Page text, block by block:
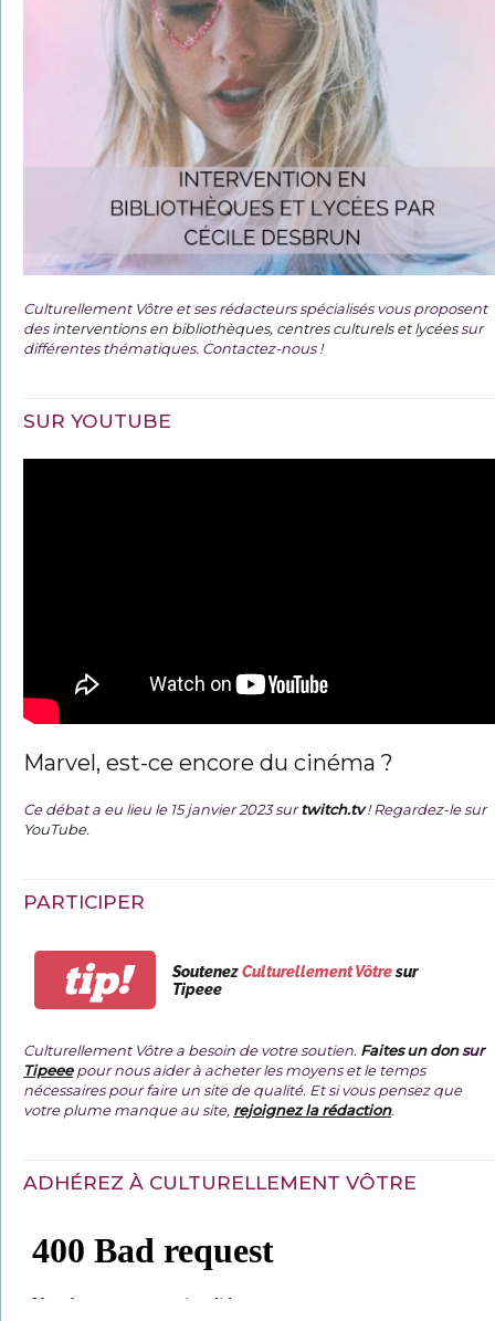
Culturellement Vôtre et ses rédacteurs spécialisés vous proposent
desinterventions en bibliothèques, centres culturels et lycéessur
différentes thématiques. Contactez-nous !
SUR YOUTUBE
Marvel, est-ce encore du cinéma ?
Ce débat a eu lieu le 15 janvier 2023 surtwitch.tv ! Regardez-le sur
YouTube.
PARTICIPER
tip! SoutenezCulturellement Vôtresur
Tipeee
Culturellement Vôtre a besoin de votre soutien. Faites un donsur
Tipeeepour nous aider à acheter les moyens et le temps
nécessaires pour faire un site de qualité. Et si vous pensez que
votre plume manque au site, rejoignez la rédaction.
ADHÉREZ À CULTURELLEMENT VÔTRE